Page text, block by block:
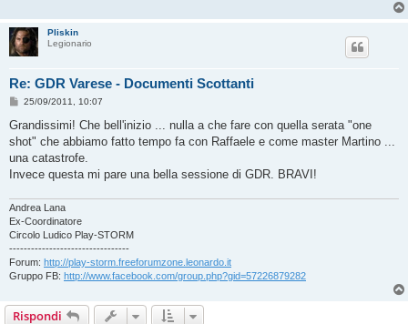
Pliskin
Legionario
Re: GDR Varese - Documenti Scottanti
M
s
a
g
i
25/09/2011, 10:07
Grandissimi! Che bell'inizio ... nulla a che fare con quella serata "one
shot" che abbiamo fatto tempo fa con Raffaele e come master Martino ...
una catastrofe.
Invece questa mi pare una bella sessione di GDR. BRAVI!
Andrea Lana
Ex-Coordinatore
Circolo Ludico Play-STORM
---------------------------------
Forum: http://play-storm.freeforumzone.leonardo.it
Gruppo FB: http://www.facebook.com/group.php?gid=57226879282
Rispondi